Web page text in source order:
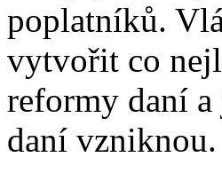
poplatníků.
vytvořit co
reformy daní
daní vzniknou.